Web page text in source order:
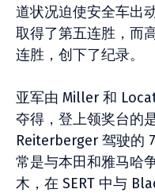
道状况迫使安全车出
取得了第五连胜，而
连胜，创下了纪录。
亚军由 Miller 和
夺得，登上领奖台的
Reiterberger 驾驶的
常是与本田和雅马哈
木，在 SERT 中与